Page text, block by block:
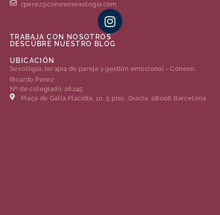
rperez@conexosexologia.com
TRABAJA CON NOSOTROS
DESCÚBRE NUESTRO BLOG
UBICACIÓN
Sexología, terapia de pareja y gestión emocional - Conexo.
Ricardo Perez
Nº de colegiado: 26245
Plaça de Gal·la Placídia, 10, 5 piso, Gracia, 08006 Barcelona